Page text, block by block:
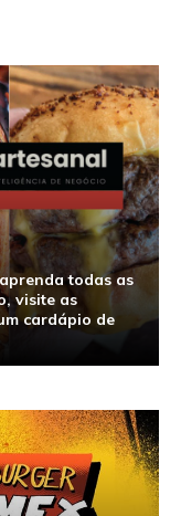
todas as
visite as
cardápio de